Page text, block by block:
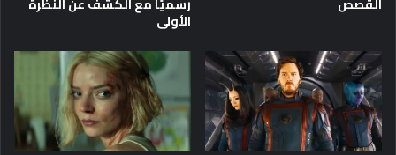
القصص رسميًا مع الكشف عن النظرة
الأولى